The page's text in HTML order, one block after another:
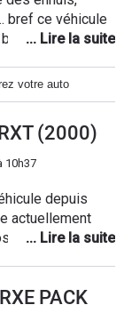
bref ce véhicule
trop bruyant
désirer. Bref,
pourquoi, ils
votre auto
(2000)
10h37
depuis
actuellement
travaux dessus
DTI 1.9L
prix évité le
PACK